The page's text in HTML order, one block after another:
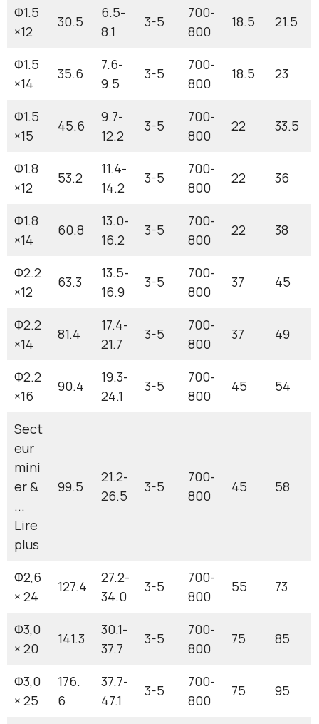
Φ1.5
×12
30.5
6.5-
8.1
3-5
700-
800
18.5 21.5
Φ1.5
×14
35.6
7.6-
9.5
3-5
700-
800
18.5 23
Φ1.5
×15
45.6
9.7-
12.2
3-5
700-
800
22 33.5
Φ1.8
×12
53.2
11.4-
14.2
3-5
700-
800
22 36
Φ1.8
×14
60.8
13.0-
16.2
3-5
700-
800
22 38
Φ2.2
×12
63.3
13.5-
16.9
3-5
700-
800
37 45
Φ2.2
×14
81.4
17.4-
21.7
3-5
700-
800
37 49
Φ2.2
×16
90.4
19.3-
24.1
3-5
700-
800
45 54
Sect
eur
mini
er &
...
Lire
plus
99.5
21.2-
26.5
3-5
700-
800
45 58
Φ2,6
× 24
127.4
27.2-
34.0
3-5
700-
800
55 73
Φ3,0
× 20
141.3
30.1-
37.7
3-5
700-
800
75 85
Φ3,0
× 25
176.
6
37.7-
47.1
3-5
700-
800
75 95